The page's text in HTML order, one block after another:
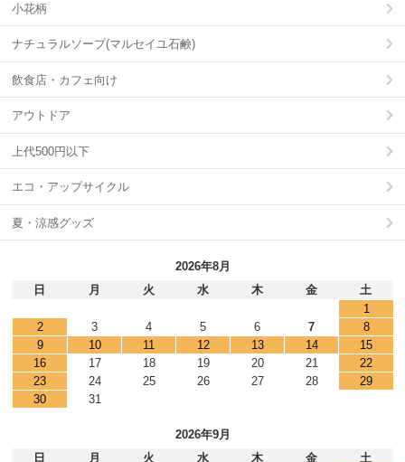
小花柄
ナチュラルソープ(マルセイユ石鹸)
飲食店・カフェ向け
アウトドア
上代500円以下
エコ・アップサイクル
夏・涼感グッズ
2026年8月
日
月 火 水 木 金
土
1
2
3 4 5 6 7
8
9
10 11 12 13 14
15
16
17 18 19 20 21
22
23
24 25 26 27 28
29
30
31
2026年9月
日
月 火 水 木 金
土